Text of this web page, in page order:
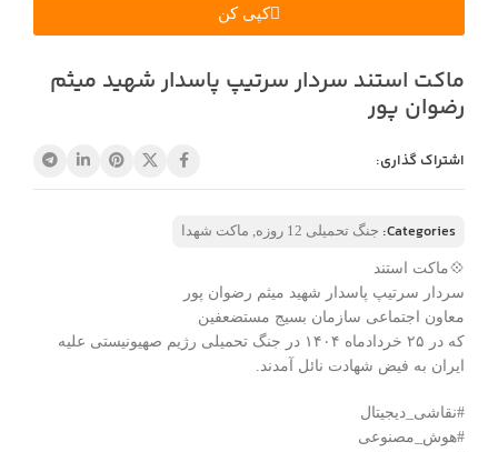
کپی کن
ماکت استند سردار سرتیپ پاسدار شهید میثم
رضوان پور
اشتراک گذاری:
Categories: جنگ تحمیلی 12 روزه , ماکت شهدا
💠ماکت استند
سردار سرتیپ پاسدار شهید میثم رضوان پور
معاون اجتماعی سازمان بسیج مستضعفین
که در ۲۵ خردادماه ۱۴۰۴ در جنگ تحمیلی رژیم صهیونیستی علیه
ایران به فیض شهادت نائل آمدند.
#نقاشی_دیجیتال
#هوش_مصنوعی